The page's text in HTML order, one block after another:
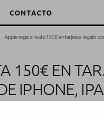
CONTACTO
Apple regala hasta 150€ en tarjetas regalo
150€ EN
IPHONE,